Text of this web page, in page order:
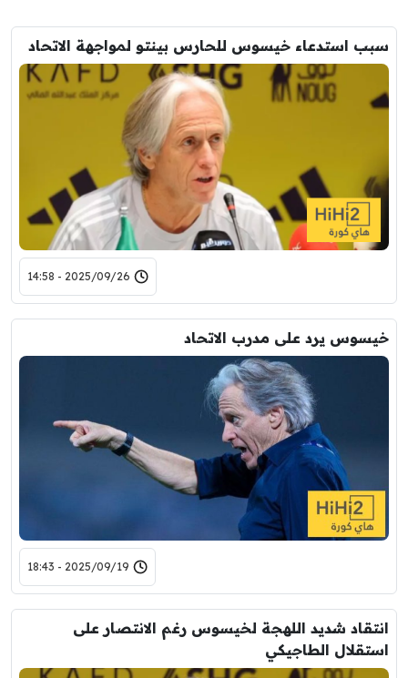
سبب استدعاء خيسوس للحارس بينتو لمواجهة الاتحاد
2025/09/26 - 14:58
خيسوس يرد على مدرب الاتحاد
2025/09/19 - 18:43
انتقاد شديد اللهجة لخيسوس رغم الانتصار على
استقلال الطاجيكي